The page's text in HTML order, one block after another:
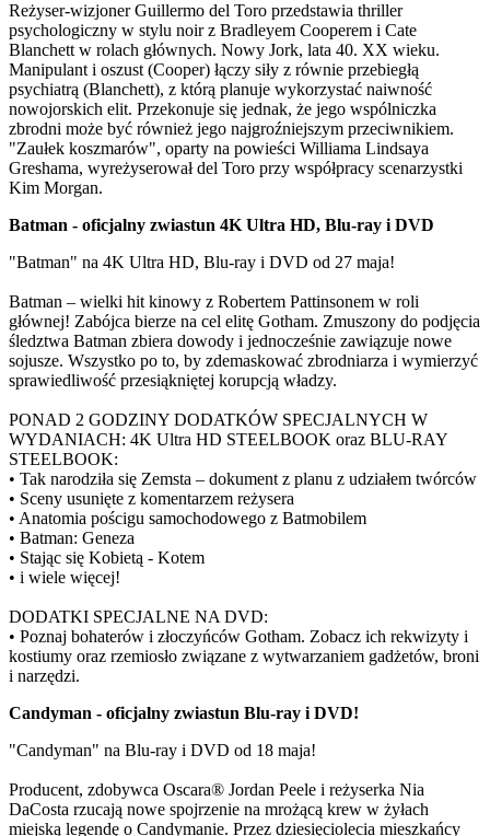
Reżyser-wizjoner Guillermo del Toro przedstawia thriller
psychologiczny w stylu noir z Bradleyem Cooperem i Cate
Blanchett w rolach głównych. Nowy Jork, lata 40. XX wieku.
Manipulant i oszust (Cooper) łączy siły z równie przebiegłą
psychiatrą (Blanchett), z którą planuje wykorzystać naiwność
nowojorskich elit. Przekonuje się jednak, że jego wspólniczka
zbrodni może być również jego najgroźniejszym przeciwnikiem.
"Zaułek koszmarów", oparty na powieści Williama Lindsaya
Greshama, wyreżyserował del Toro przy współpracy scenarzystki
Kim Morgan.
Batman - oficjalny zwiastun 4K Ultra HD, Blu-ray i DVD
"Batman" na 4K Ultra HD, Blu-ray i DVD od 27 maja!
Batman – wielki hit kinowy z Robertem Pattinsonem w roli
głównej! Zabójca bierze na cel elitę Gotham. Zmuszony do podjęcia
śledztwa Batman zbiera dowody i jednocześnie zawiązuje nowe
sojusze. Wszystko po to, by zdemaskować zbrodniarza i wymierzyć
sprawiedliwość przesiąkniętej korupcją władzy.
PONAD 2 GODZINY DODATKÓW SPECJALNYCH W
WYDANIACH: 4K Ultra HD STEELBOOK oraz BLU-RAY
STEELBOOK:
• Tak narodziła się Zemsta – dokument z planu z udziałem twórców
• Sceny usunięte z komentarzem reżysera
• Anatomia pościgu samochodowego z Batmobilem
• Batman: Geneza
• Stając się Kobietą - Kotem
• i wiele więcej!
DODATKI SPECJALNE NA DVD:
• Poznaj bohaterów i złoczyńców Gotham. Zobacz ich rekwizyty i
kostiumy oraz rzemiosło związane z wytwarzaniem gadżetów, broni
i narzędzi.
Candyman - oficjalny zwiastun Blu-ray i DVD!
"Candyman" na Blu-ray i DVD od 18 maja!
Producent, zdobywca Oscara® Jordan Peele i reżyserka Nia
DaCosta rzucają nowe spojrzenie na mrożącą krew w żyłach
miejską legendę o Candymanie. Przez dziesięciolecia mieszkańcy